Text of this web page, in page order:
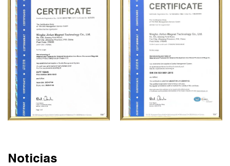
Noticias